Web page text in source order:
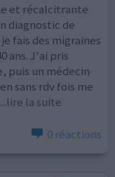
et récalcitrante
diagnostic de
fais des migraines
ans. J'ai pris
puis un médecin
sans rdv fois me
...lire la suite
0 réactions